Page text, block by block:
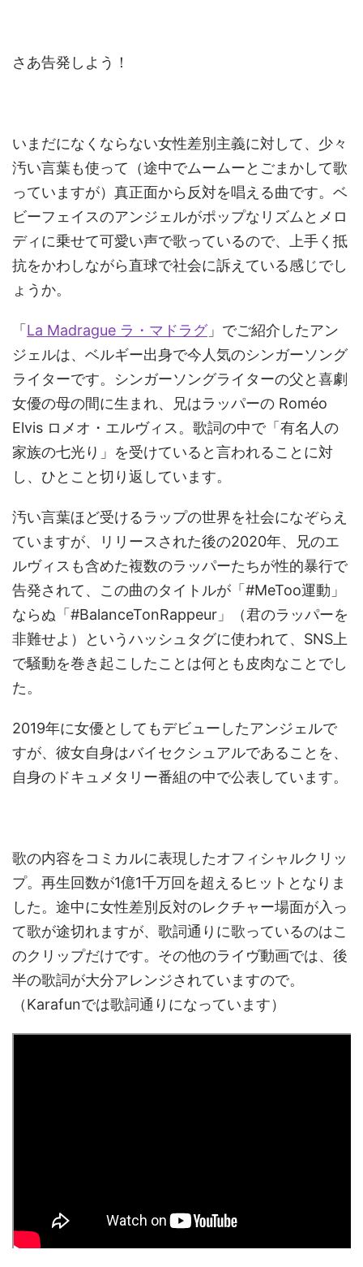
さあ告発しよう！
いまだになくならない女性差別主義に対して、少々
汚い言葉も使って（途中でムームーとごまかして歌
っていますが）真正面から反対を唱える曲です。ベ
ビーフェイスのアンジェルがポップなリズムとメロ
ディに乗せて可愛い声で歌っているので、上手く抵
抗をかわしながら直球で社会に訴えている感じでし
ょうか。
「 La Madrague ラ・マドラグ」でご紹介したアン
ジェルは、ベルギー出身で今人気のシンガーソング
ライターです。シンガーソングライターの父と喜劇
女優の母の間に生まれ、兄はラッパーの Roméo
Elvis ロメオ・エルヴィス。歌詞の中で「有名人の
家族の七光り」を受けていると言われることに対
し、ひとこと切り返しています。
汚い言葉ほど受けるラップの世界を社会になぞらえ
ていますが、リリースされた後の2020年、兄のエ
ルヴィスも含めた複数のラッパーたちが性的暴行で
告発されて、この曲のタイトルが「#MeToo運動」
ならぬ「#BalanceTonRappeur」（君のラッパーを
非難せよ）というハッシュタグに使われて、SNS上
で騒動を巻き起こしたことは何とも皮肉なことでし
た。
2019年に女優としてもデビューしたアンジェルで
すが、彼女自身はバイセクシュアルであることを、
自身のドキュメタリー番組の中で公表しています。
歌の内容をコミカルに表現したオフィシャルクリッ
プ。再生回数が1億1千万回を超えるヒットとなりま
した。途中に女性差別反対のレクチャー場面が入っ
て歌が途切れますが、歌詞通りに歌っているのはこ
のクリップだけです。その他のライヴ動画では、後
半の歌詞が大分アレンジされていますので。
（Karafunでは歌詞通りになっています）